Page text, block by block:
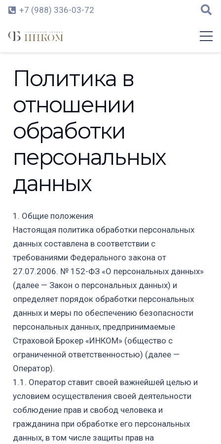
+7 (988) 336-03-72
Политика в
отношении
обработки
персональных
данных
1. Общие положения
Настоящая политика обработки персональных
данных составлена в соответствии с
требованиями Федерального закона от
27.07.2006. №152-ФЗ «О персональных данных»
(далее — Закон о персональных данных) и
определяет порядок обработки персональных
данных и меры по обеспечению безопасности
персональных данных, предпринимаемые
Страховой Брокер «ИНКОМ» (общество с
ограниченной ответственностью) (далее —
Оператор).
1.1. Оператор ставит своей важнейшей целью и
условием осуществления своей деятельности
соблюдение прав и свобод человека и
гражданина при обработке его персональных
данных, в том числе защиты прав на